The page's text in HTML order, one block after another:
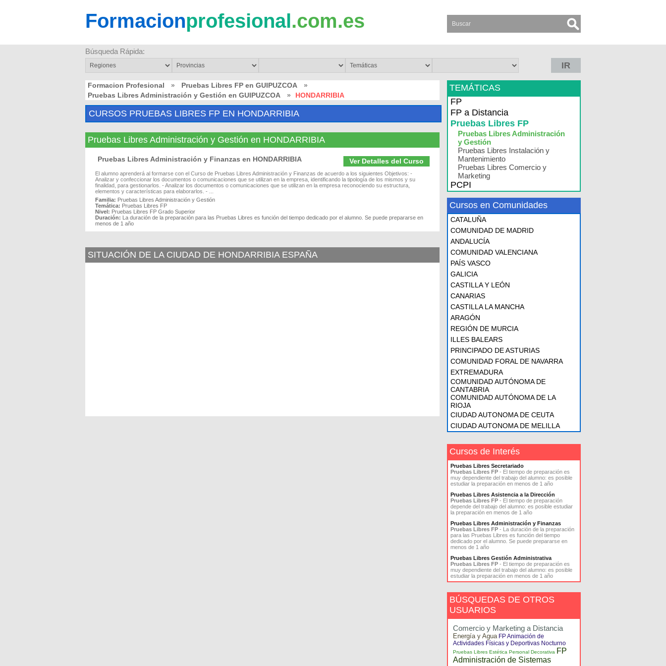
Formacionprofesional.com.es
Búsqueda Rápida:
IR
Formacion Profesional » Pruebas Libres FP en GUIPUZCOA
»
Pruebas Libres Administración y Gestión en GUIPUZCOA
» HONDARRIBIA
CURSOS PRUEBAS LIBRES FP EN HONDARRIBIA
Pruebas Libres Administración y Gestión en HONDARRIBIA
Ver Detalles del Curso
Pruebas Libres Administración y Finanzas en HONDARRIBIA
El alumno aprenderá al formarse con el Curso de Pruebas Libres Administración y Finanzas de acuerdo a los siguientes Objetivos: -
Analizar y confeccionar los documentos o comunicaciones que se utilizan en la empresa, identificando la tipología de los mismos y su
finalidad, para gestionarlos. - Analizar los documentos o comunicaciones que se utilizan en la empresa reconociendo su estructura,
elementos y características para elaborarlos. - ...
Familia: Pruebas Libres Administración y Gestión
Temática: Pruebas Libres FP
Nivel: Pruebas Libres FP Grado Superior
Duración: La duración de la preparación para las Pruebas Libres es función del tiempo dedicado por el alumno. Se puede prepararse en
menos de 1 año
SITUACIÓN DE LA CIUDAD DE HONDARRIBIA ESPAÑA
TEMÁTICAS
FP
FP a Distancia
Pruebas Libres FP
Pruebas Libres Administración
y Gestión
Pruebas Libres Instalación y
Mantenimiento
Pruebas Libres Comercio y
Marketing
PCPI
Cursos en Comunidades
CATALUÑA
COMUNIDAD DE MADRID
ANDALUCÍA
COMUNIDAD VALENCIANA
PAÍS VASCO
GALICIA
CASTILLA Y LEÓN
CANARIAS
CASTILLA LA MANCHA
ARAGÓN
REGIÓN DE MURCIA
ILLES BALEARS
PRINCIPADO DE ASTURIAS
COMUNIDAD FORAL DE NAVARRA
EXTREMADURA
COMUNIDAD AUTÓNOMA DE
CANTABRIA
COMUNIDAD AUTÓNOMA DE LA
RIOJA
CIUDAD AUTONOMA DE CEUTA
CIUDAD AUTONOMA DE MELILLA
Cursos de Interés
Pruebas Libres Secretariado
Pruebas Libres FP - El tiempo de preparación es
muy dependiente del trabajo del alumno: es posible
estudiar la preparación en menos de 1 año
Pruebas Libres Asistencia a la Dirección
Pruebas Libres FP - El tiempo de preparación
depende del trabajo del alumno: es posible estudiar
la preparación en menos de 1 año
Pruebas Libres Administración y Finanzas
Pruebas Libres FP - La duración de la preparación
para las Pruebas Libres es función del tiempo
dedicado por el alumno. Se puede prepararse en
menos de 1 año
Pruebas Libres Gestión Administrativa
Pruebas Libres FP - El tiempo de preparación es
muy dependiente del trabajo del alumno: es posible
estudiar la preparación en menos de 1 año
BÚSQUEDAS DE OTROS
USUARIOS
Comercio y Marketing a Distancia
Energía y Agua FP Animación de
Actividades Físicas y Deportivas Nocturno
Pruebas Libres Estética Personal Decorativa FP
Administración de Sistemas